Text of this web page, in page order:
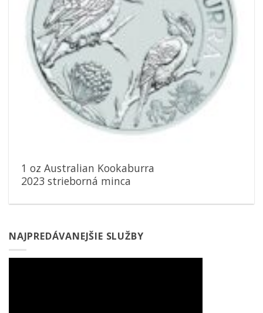
1 oz Australian Kookaburra
2023 strieborná minca
NAJPREDÁVANEJŠIE SLUŽBY